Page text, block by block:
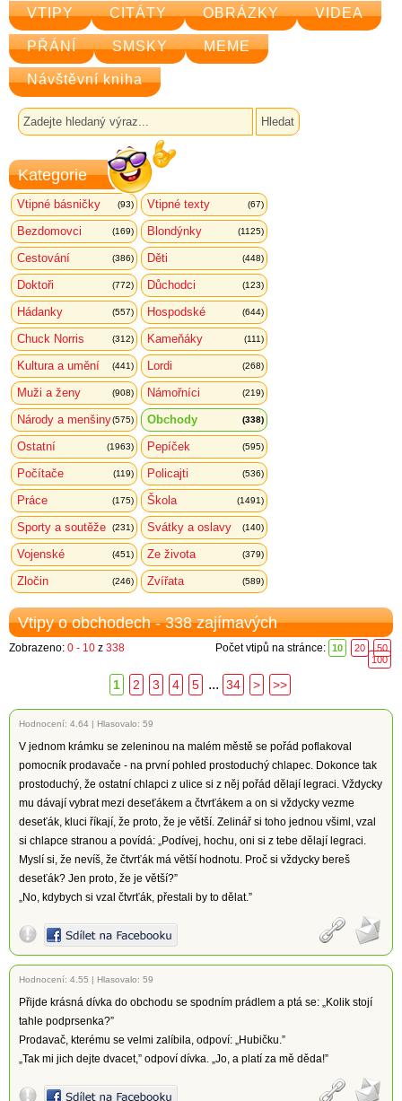
VTIPY CITÁTY OBRÁZKY VIDEA
PŘÁNÍ SMSKY MEME
Návštěvní kniha
Kategorie
Vtipné básničky (93) Vtipné texty (67)
Bezdomovci (169) Blondýnky (1125)
Cestování (386) Děti (448)
Doktoři (772) Důchodci (123)
Hádanky (557) Hospodské (644)
Chuck Norris (312) Kameňáky (111)
Kultura a umění (441) Lordi (268)
Muži a ženy (908) Námořníci (219)
Národy a menšiny(575) Obchody (338)
Ostatní (1963) Pepíček (595)
Počítače (119) Policajti (536)
Práce (175) Škola (1491)
Sporty a soutěže (231) Svátky a oslavy (140)
Vojenské (451) Ze života (379)
Zločin (246) Zvířata (589)
Vtipy o obchodech - 338 zajímavých
Zobrazeno: 0 - 10 z 338 Počet vtipů na stránce: 10 20
50
100
1 2 3 4 5 ... 34 > >>
Hodnocení: 4.64 | Hlasovalo: 59
V jednom krámku se zeleninou na malém městě se pořád poflakoval
pomocník prodavače - na první pohled prostoduchý chlapec. Dokonce tak
prostoduchý, že ostatní chlapci z ulice si z něj pořád dělají legraci. Vždycky
mu dávají vybrat mezi deseťákem a čtvrťákem a on si vždycky vezme
deseťák, kluci říkají, že proto, že je větší. Zelinář si toho jednou všiml, vzal
si chlapce stranou a povídá: „Podívej, hochu, oni si z tebe dělají legraci.
Myslí si, že nevíš, že čtvrťák má větší hodnotu. Proč si vždycky bereš
deseťák? Jen proto, že je větší?”
„No, kdybych si vzal čtvrťák, přestali by to dělat.”
Hodnocení: 4.55 | Hlasovalo: 59
Přijde krásná dívka do obchodu se spodním prádlem a ptá se: „Kolik stojí
tahle podprsenka?”
Prodavač, kterému se velmi zalíbila, odpoví: „Hubičku.”
„Tak mi jich dejte dvacet,” odpoví dívka. „Jo, a platí za mě děda!”